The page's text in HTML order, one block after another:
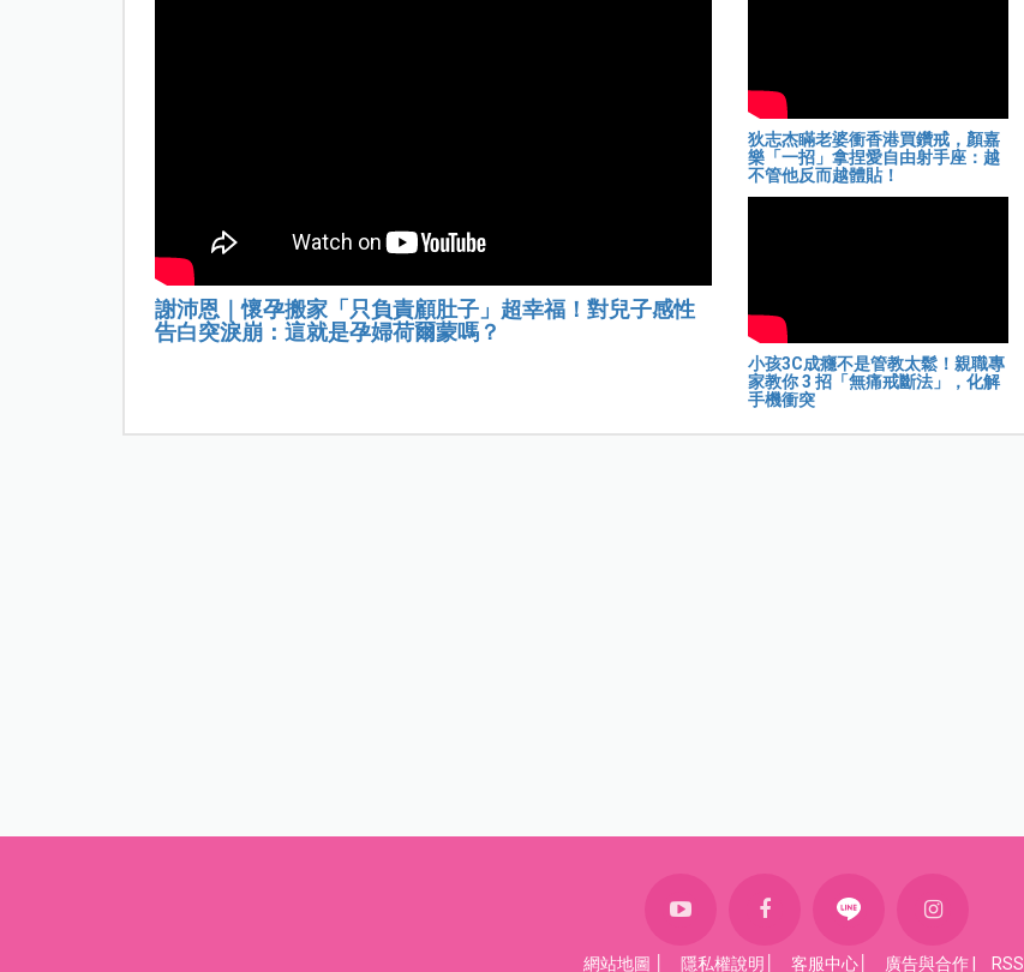
謝沛恩｜懷孕搬家「只負責顧肚子」超幸福！對兒子感性
告白突淚崩：這就是孕婦荷爾蒙嗎？
狄志杰瞞老婆衝香港買鑽戒，顏嘉
樂「一招」拿捏愛自由射手座：越
不管他反而越體貼！
小孩3C成癮不是管教太鬆！親職專
家教你 3 招「無痛戒斷法」，化解
手機衝突
網站地圖 隱私權說明 客服中心 廣告與合作 RSS